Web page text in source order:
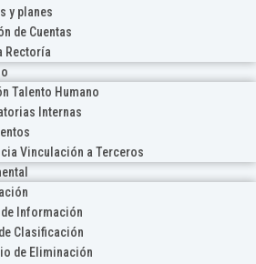
y planes
de Cuentas
Rectoría
Talento Humano
Internas
Vinculación a Terceros
Información
Clasificación
de Eliminación